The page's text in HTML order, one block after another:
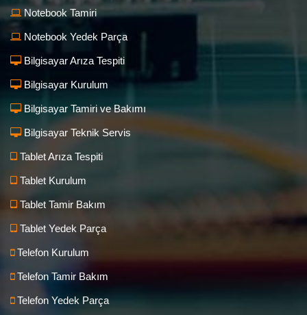
Notebook Tamiri
Notebook Yedek Parça
Bilgisayar Arıza Tespiti
Bilgisayar Kurulum
Bilgisayar Tamiri ve Bakımı
Bilgisayar Teknik Servis
Tablet Arıza Tespiti
Tablet Kurulum
Tablet Tamir Bakım
Tablet Yedek Parça
Telefon Kurulum
Telefon Tamir Bakım
Telefon Yedek Parça